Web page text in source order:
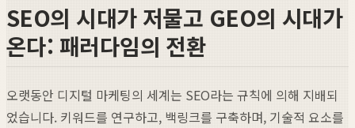
SEO의 시대가 저물고 GEO의 시대가
온다: 패러다임의 전환
오랫동안 디지털 마케팅의 세계는 SEO라는 규칙에 의해 지배되
었습니다. 키워드를 연구하고, 백링크를 구축하며, 기술적 요소를